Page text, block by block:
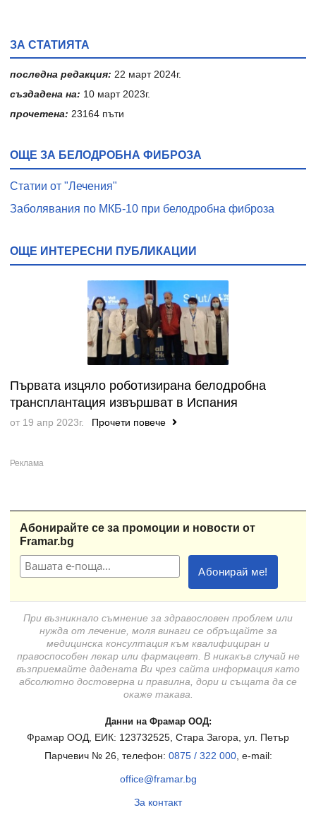
ЗА СТАТИЯТА
последна редакция: 22 март 2024г.
създадена на: 10 март 2023г.
прочетена: 23164 пъти
ОЩЕ ЗА БЕЛОДРОБНА ФИБРОЗА
Статии от "Лечения"
Заболявания по МКБ-10 при белодробна фиброза
ОЩЕ ИНТЕРЕСНИ ПУБЛИКАЦИИ
Първата изцяло роботизирана белодробна
трансплантация извършват в Испания
от 19 апр 2023г. Прочети повече
Абонирайте се за промоции и новости от
Framar.bg
При възникнало съмнение за здравословен проблем или
нужда от лечение, моля винаги се обръщайте за
медицинска консултация към квалифициран и
правоспособен лекар или фармацевт. В никакъв случай не
възприемайте дадената Ви чрез сайта информация като
абсолютно достоверна и правилна, дори и същата да се
окаже такава.
Данни на Фрамар ООД:
Фрамар ООД, ЕИК: 123732525, Стара Загора, ул. Петър
Парчевич № 26, телефон: 0875 / 322 000, e-mail:
office@framar.bg
За контакт